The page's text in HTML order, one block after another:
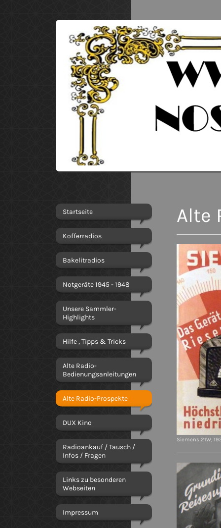
Startseite
Kofferradios
Bakelitradios
Notgeräte 1945 - 1948
Unsere Sammler-
Highlights
Hilfe , Tipps & Tricks
Alte Radio-
Bedienungsanleitungen
Alte Radio-Prospekte
DUX Kino
Radioankauf / Tausch /
Infos / Fragen
Links zu besonderen
Webseiten
Impressum
Alte
Siemens 21W,